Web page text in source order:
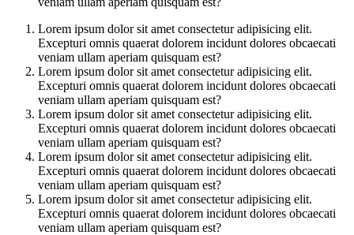
Lorem ipsum dolor sit amet consectetur adipisicing elit.
Excepturi omnis quaerat dolorem incidunt dolores obcaecati
veniam ullam aperiam quisquam est?
Lorem ipsum dolor sit amet consectetur adipisicing elit.
Excepturi omnis quaerat dolorem incidunt dolores obcaecati
veniam ullam aperiam quisquam est?
Lorem ipsum dolor sit amet consectetur adipisicing elit.
Excepturi omnis quaerat dolorem incidunt dolores obcaecati
veniam ullam aperiam quisquam est?
Lorem ipsum dolor sit amet consectetur adipisicing elit.
Excepturi omnis quaerat dolorem incidunt dolores obcaecati
veniam ullam aperiam quisquam est?
Lorem ipsum dolor sit amet consectetur adipisicing elit.
Excepturi omnis quaerat dolorem incidunt dolores obcaecati
veniam ullam aperiam quisquam est?